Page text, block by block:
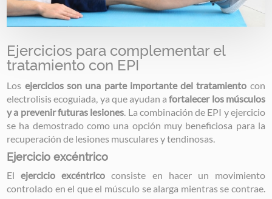
Ejercicios para complementar el
tratamiento con EPI
Los ejercicios son una parte importante del tratamiento con
electrolisis ecoguiada, ya que ayudan a fortalecer los músculos
y a prevenir futuras lesiones . La combinación de EPI y ejercicio
se ha demostrado como una opción muy beneficiosa para la
recuperación de lesiones musculares y tendinosas.
Ejercicio excéntrico
El ejercicio excéntrico consiste en hacer un movimiento
controlado en el que el músculo se alarga mientras se contrae.